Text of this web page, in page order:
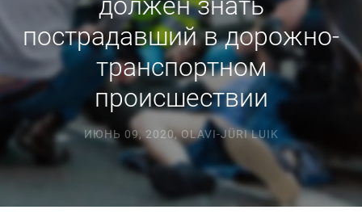
пострадавший в дорожно-
транспортном
происшествии
ИЮНЬ 09, 2020,OLAVI-JÜRI LUIK